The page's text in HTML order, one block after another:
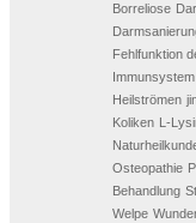
Borreliose
Fehlfunktion
Immunsystem
Heilströmen
Koliken L-
Osteopathie
Behandlung
Welpe